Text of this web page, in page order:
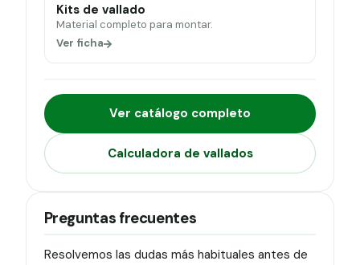
Kits de vallado
Material completo para montar.
Ver ficha
Ver catálogo completo
Calculadora de vallados
Preguntas frecuentes
Resolvemos las dudas más habituales antes de